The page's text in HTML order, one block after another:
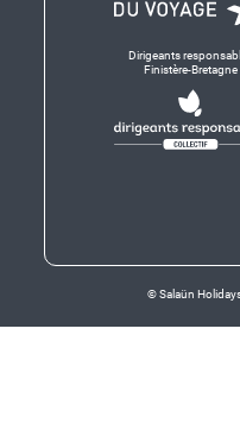
Dirigeants
Finistère-Bretagne
© Salaün